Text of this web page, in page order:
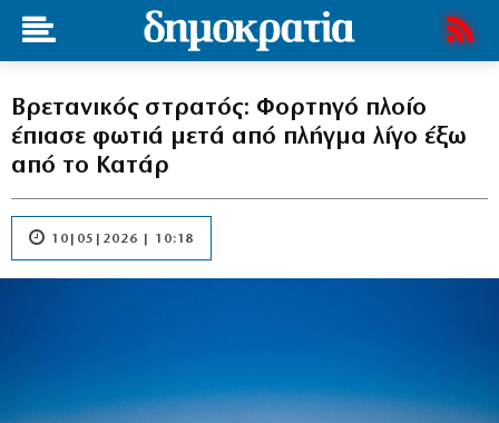
Βρετανικός στρατός: Φορτηγό πλοίο
έπιασε φωτιά μετά από πλήγμα λίγο έξω
από το Κατάρ
10|05|2026 | 10:18